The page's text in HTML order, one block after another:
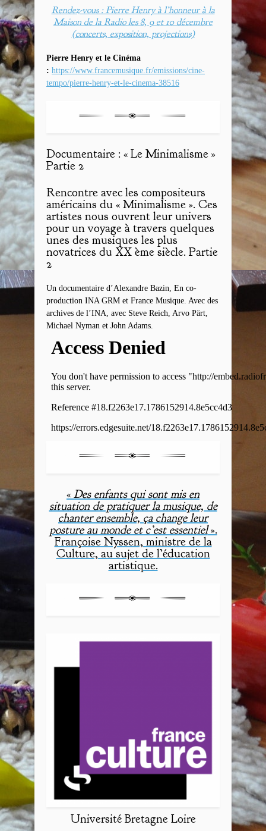
Rendez-vous : Pierre Henry à l’honneur à la
Maison de la Radio les 8, 9 et 10 décembre
(concerts, exposition, projections)
Pierre Henry et le Cinéma
: https://www.francemusique.fr/emissions/cine-
tempo/pierre-henry-et-le-cinema-38516
Documentaire : « Le Minimalisme »
Partie 2
Rencontre avec les compositeurs
américains du « Minimalisme ». Ces
artistes nous ouvrent leur univers
pour un voyage à travers quelques
unes des musiques les plus
novatrices du XX ème siècle. Partie
2
Un documentaire d’Alexandre Bazin, En co-
production INA GRM et France Musique. Avec des
archives de l’INA, avec Steve Reich, Arvo Pärt,
Michael Nyman et John Adams.
« Des enfants qui sont mis en
situation de pratiquer la musique, de
chanter ensemble, ça change leur
posture au monde et c’est essentiel».
Françoise Nyssen, ministre de la
Culture, au sujet de l’éducation
artistique.
Université Bretagne Loire